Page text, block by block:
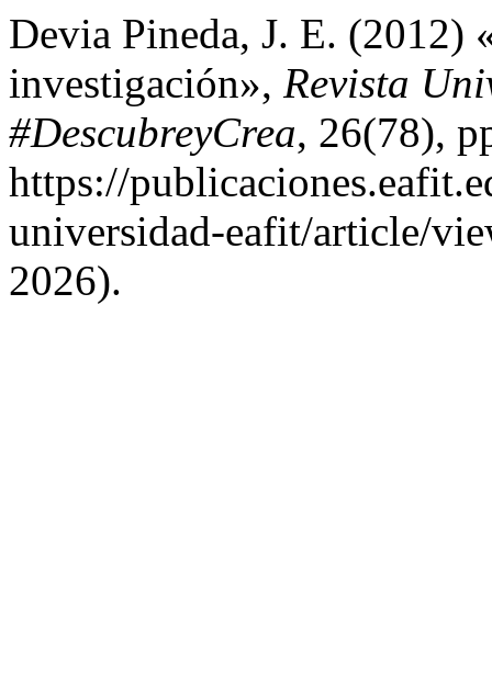
Devia Pineda, J. E. (2012)
investigación», Revista
#DescubreyCrea, 26(78),
https://
universidad-eafit/article/
2026).